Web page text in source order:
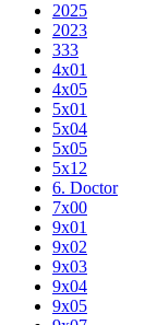
2025
2023
333
4x01
4x05
5x01
5x04
5x05
5x12
6. Doctor
7x00
9x01
9x02
9x03
9x04
9x05